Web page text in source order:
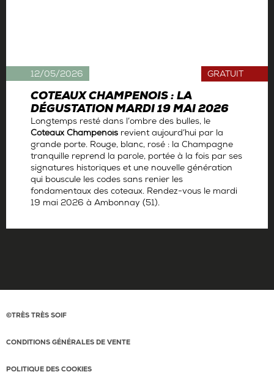
COTEAUX CHAMPENOIS : LA
DÉGUSTATION MARDI 19 MAI 2026
GRATUIT
Longtemps resté dans l’ombre des bulles, le
Coteaux Champenois revient aujourd’hui par la
grande porte. Rouge, blanc, rosé : la Champagne
tranquille reprend la parole, portée à la fois par ses
signatures historiques et une nouvelle génération
qui bouscule les codes sans renier les
fondamentaux des coteaux. Rendez-vous le mardi
19 mai 2026 à Ambonnay (51).
12/05/2026
©TRÈS TRÈS SOIF
CONDITIONS GÉNÉRALES DE VENTE
POLITIQUE DES COOKIES